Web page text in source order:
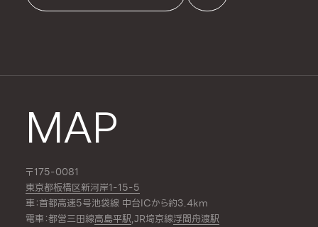
MAP
〒175-0081
東京都板橋区新河岸1-15-5
車：首都高速5号池袋線 中台ICから約3.4km
電車：都営三田線高島平駅,JR埼京線浮間舟渡駅